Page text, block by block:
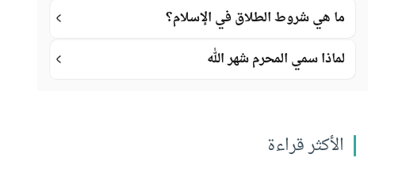
ما هي شروط الطلاق في الإسلام؟
لماذا سمي المحرم شهر الله
الأكثر قراءة